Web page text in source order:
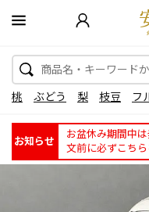
桃 ぶどう 梨 枝豆 フ
お知らせ
お盆休み期間中
文前に必ずこちら